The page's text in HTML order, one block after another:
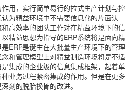
用，实行简单易行的拉式生产计划与控
为精益环境中不需要信息化的片面认
高效率的团队工作对在精益环境下的信
精益思想为指导的ERP系统将是面向精
ERP是诞生在大批量生产环境下的管理
和管理模型上对精益制造环境将是不适
集成的企业级的信息集成框架，起着单
业务过程紧密集成的作用。但是在更多
刻的脱胎换骨的改进。